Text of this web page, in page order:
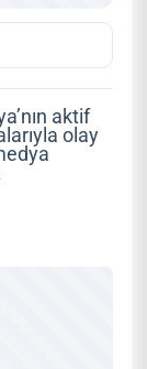
aktif
olay